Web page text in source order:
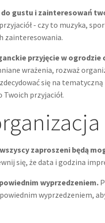
gustu i zainteresowań
- czy to muzyka,
zainteresowania.
przyjęcie w
wrażenia, rozważ
się na
przyjaciół.
zaproszeni będą
się, że data i godzina
wyprzedzeniem.
wyprzedzeniem,